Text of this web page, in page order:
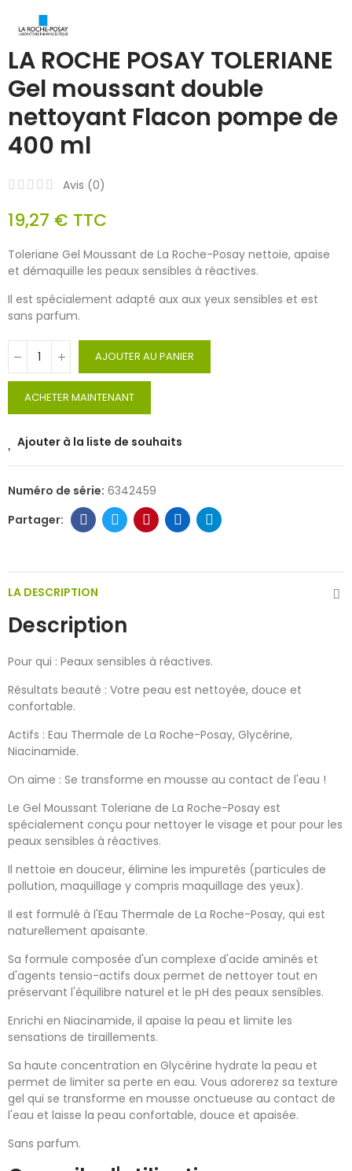
LA ROCHE POSAY TOLERIANE
Gel moussant double
nettoyant Flacon pompe de
400 ml
Avis (0)
19,27 € TTC
Toleriane Gel Moussant de La Roche-Posay nettoie, apaise
et démaquille les peaux sensibles à réactives.
Il est spécialement adapté aux aux yeux sensibles et est
sans parfum.
AJOUTER AU PANIER
ACHETER MAINTENANT
Ajouter à la liste de souhaits
Numéro de série: 6342459
LA DESCRIPTION
Description
Pour qui : Peaux sensibles à réactives.
Résultats beauté : Votre peau est nettoyée, douce et
confortable.
Actifs : Eau Thermale de La Roche-Posay, Glycérine,
Niacinamide.
On aime : Se transforme en mousse au contact de l'eau !
Le Gel Moussant Toleriane de La Roche-Posay est
spécialement conçu pour nettoyer le visage et pour pour les
peaux sensibles à réactives.
Il nettoie en douceur, élimine les impuretés (particules de
pollution, maquillage y compris maquillage des yeux).
Il est formulé à l'Eau Thermale de La Roche-Posay, qui est
naturellement apaisante.
Sa formule composée d'un complexe d'acide aminés et
d'agents tensio-actifs doux permet de nettoyer tout en
préservant l'équilibre naturel et le pH des peaux sensibles.
Enrichi en Niacinamide, il apaise la peau et limite les
sensations de tiraillements.
Sa haute concentration en Glycérine hydrate la peau et
permet de limiter sa perte en eau. Vous adorerez sa texture
gel qui se transforme en mousse onctueuse au contact de
l'eau et laisse la peau confortable, douce et apaisée.
Sans parfum.